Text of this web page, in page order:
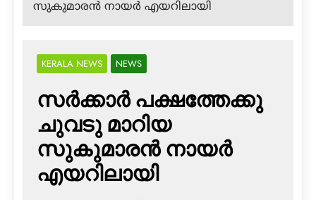
സുകുമാരന്‍ നായര്‍ എയറിലായി
KERALA NEWS NEWS
സര്‍ക്കാര്‍ പക്ഷത്തേക്കു
ചുവടു മാറിയ
സുകുമാരന്‍ നായര്‍
എയറിലായി